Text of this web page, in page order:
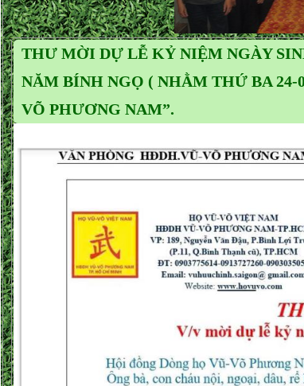
THƯ MỜI DỰ LỄ KỶ NIỆM NGÀY
NĂM BÍNH NGỌ ( NHẰM THỨ BA
VÕ PHƯƠNG NAM”.